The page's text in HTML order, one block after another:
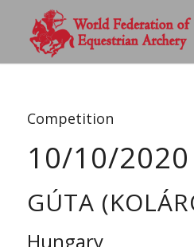
Competition
10/10/2020
GÚTA
Hungary